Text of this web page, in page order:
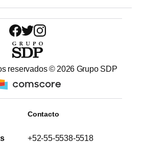
reservados © 2026 Grupo SDP
Contacto
+52-55-5538-5518